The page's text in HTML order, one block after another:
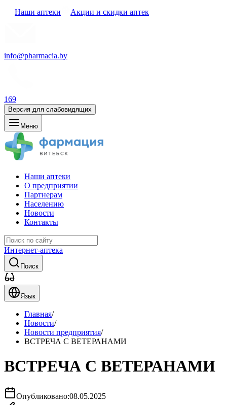
Наши аптеки Акции и скидки аптек
info@pharmacia.by
169
Версия для слабовидящих
Меню
Наши аптеки
О предприятии
Партнерам
Населению
Новости
Контакты
Интернет-аптека
Поиск
Язык
Главная/
Новости/
Новости предприятия/
ВСТРЕЧА С ВЕТЕРАНАМИ
ВСТРЕЧА С ВЕТЕРАНАМИ
Опубликовано:08.05.2025